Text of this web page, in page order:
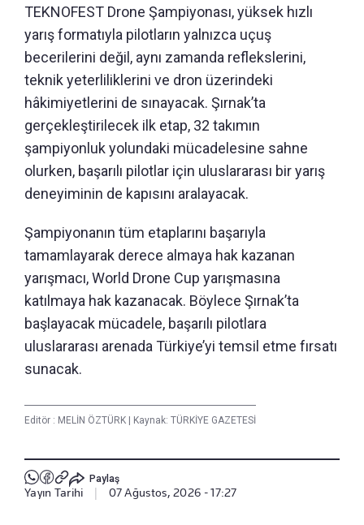
TEKNOFEST Drone Şampiyonası, yüksek hızlı
yarış formatıyla pilotların yalnızca uçuş
becerilerini değil, aynı zamanda reflekslerini,
teknik yeterliliklerini ve dron üzerindeki
hâkimiyetlerini de sınayacak. Şırnak’ta
gerçekleştirilecek ilk etap, 32 takımın
şampiyonluk yolundaki mücadelesine sahne
olurken, başarılı pilotlar için uluslararası bir yarış
deneyiminin de kapısını aralayacak.
Şampiyonanın tüm etaplarını başarıyla
tamamlayarak derece almaya hak kazanan
yarışmacı, World Drone Cup yarışmasına
katılmaya hak kazanacak. Böylece Şırnak’ta
başlayacak mücadele, başarılı pilotlara
uluslararası arenada Türkiye’yi temsil etme fırsatı
sunacak.
Editör : MELİN ÖZTÜRK Kaynak: TÜRKİYE GAZETESİ
Paylaş
Yayın Tarihi 07 Ağustos, 2026 - 17:27